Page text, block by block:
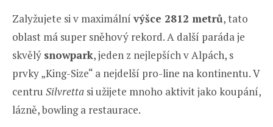
Zalyžujete si v maximální výšce 2812 metrů, tato
oblast má super sněhový rekord. A další paráda je
skvělý snowpark, jeden z nejlepších v Alpách, s
prvky „King-Size“ a nejdelší pro-line na kontinentu. V
centru Silvretta si užijete mnoho aktivit jako koupání,
lázně, bowling a restaurace.